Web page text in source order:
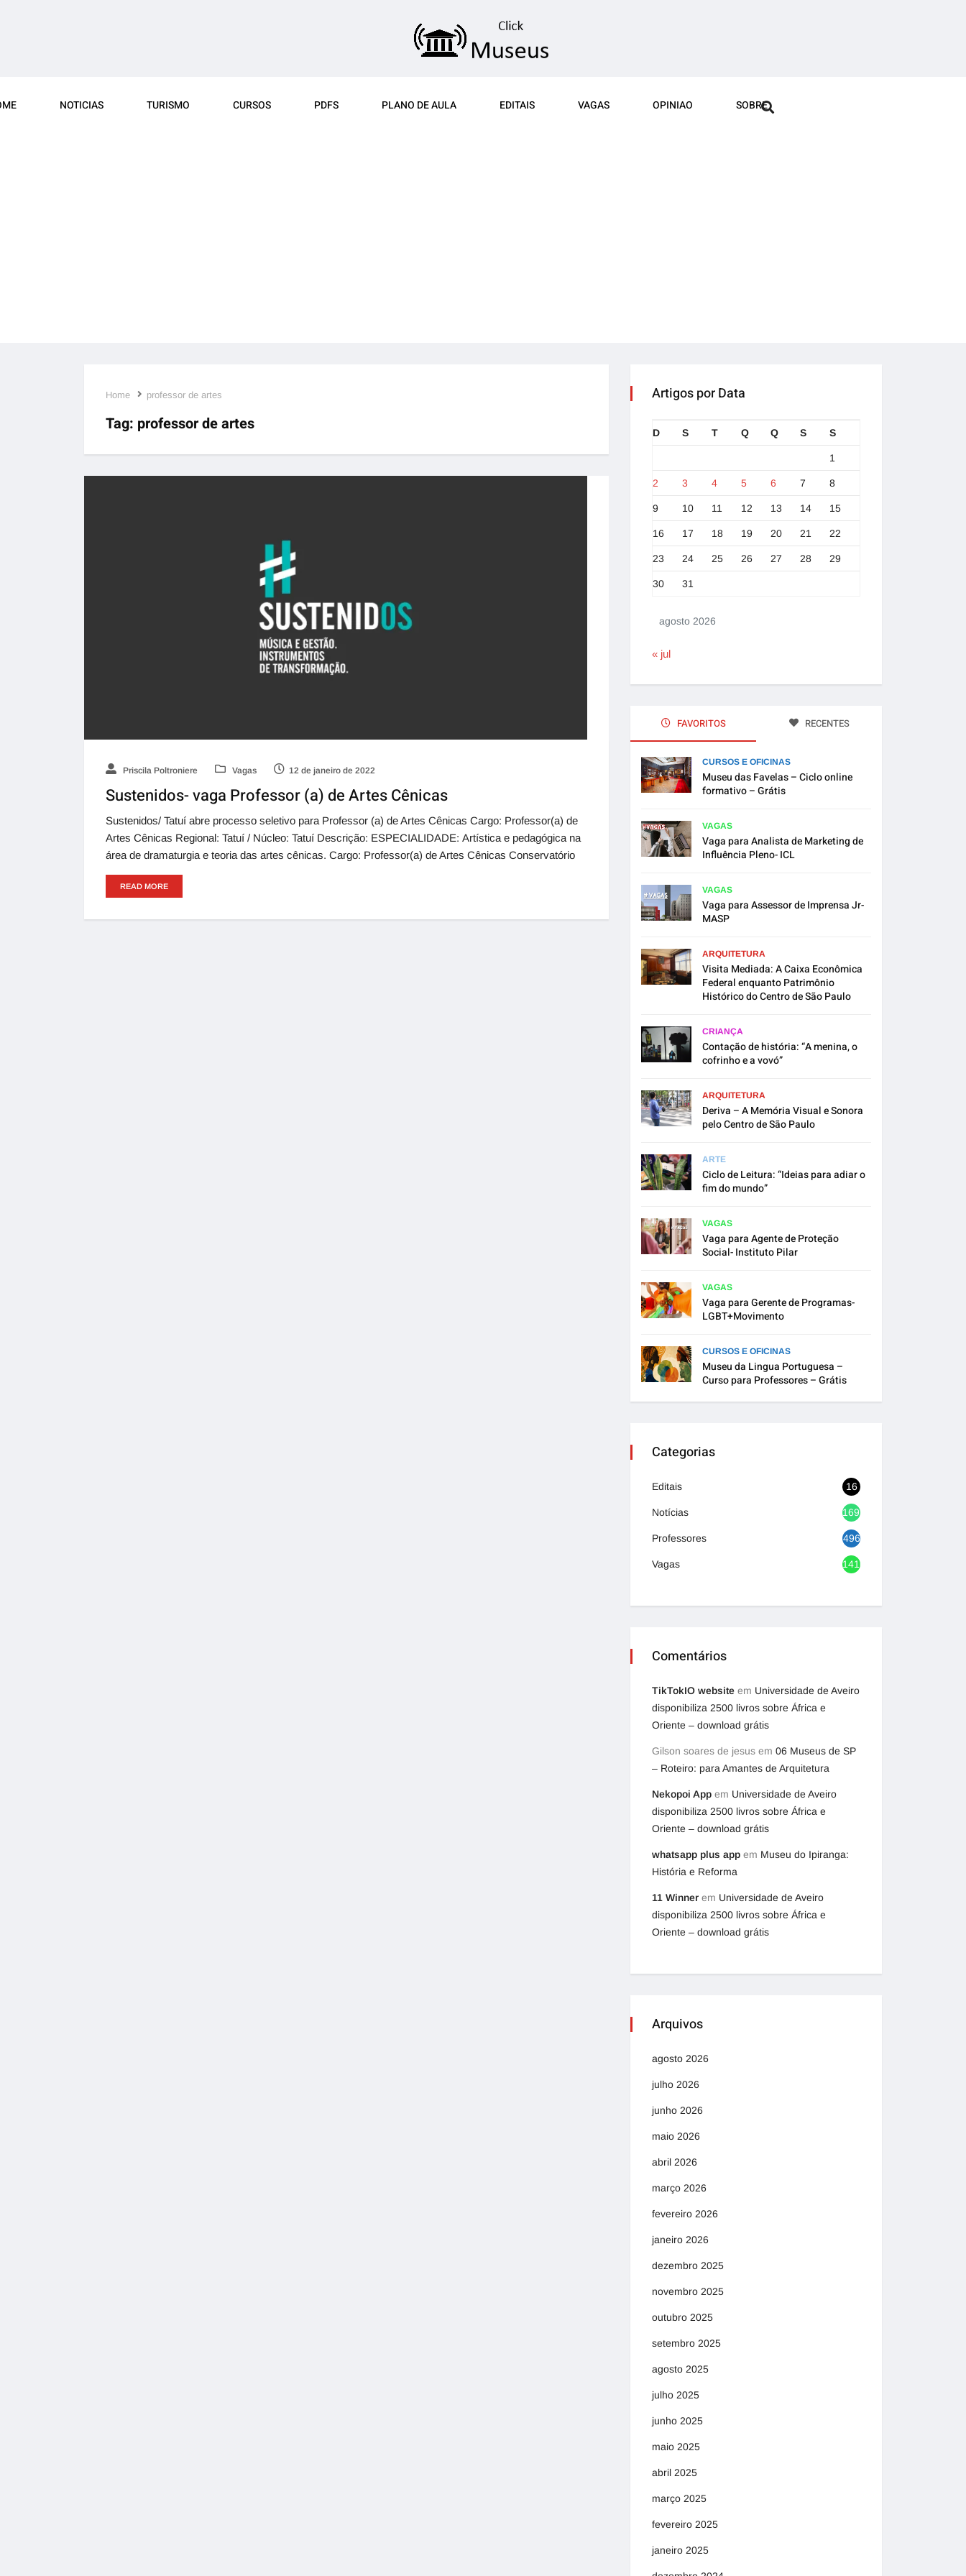
NOTICIAS TURISMO CURSOS PDFS PLANO DE AULA EDITAIS VAGAS OPINIAO SOBRE
Home professor de artes
Tag: professor de artes
Priscila Poltroniere Vagas 12 de janeiro de 2022
Sustenidos- vaga Professor (a) de Artes Cênicas
Sustenidos/ Tatuí abre processo seletivo para Professor (a) de Artes Cênicas Cargo: Professor(a) de
Artes Cênicas Regional: Tatuí / Núcleo: Tatuí Descrição: ESPECIALIDADE: Artística e pedagógica na
área de dramaturgia e teoria das artes cênicas. Cargo: Professor(a) de Artes Cênicas Conservatório
READ MORE
Artigos por Data
agosto 2026
D S T Q Q S S
1
2 3 4 5 6 7 8
9 10 11 12 13 14 15
16 17 18 19 20 21 22
23 24 25 26 27 28 29
30 31
« jul
FAVORITOS RECENTES
CURSOS E OFICINAS
Museu das Favelas – Ciclo online
formativo – Grátis
VAGAS
Vaga para Analista de Marketing de
Influência Pleno- ICL
VAGAS
Vaga para Assessor de Imprensa Jr-
MASP
ARQUITETURA
Visita Mediada: A Caixa Econômica
Federal enquanto Patrimônio
Histórico do Centro de São Paulo
CRIANÇA
Contação de história: “A menina, o
cofrinho e a vovó”
ARQUITETURA
Deriva – A Memória Visual e Sonora
pelo Centro de São Paulo
ARTE
Ciclo de Leitura: “Ideias para adiar o
fim do mundo”
VAGAS
Vaga para Agente de Proteção
Social- Instituto Pilar
VAGAS
Vaga para Gerente de Programas-
LGBT+Movimento
CURSOS E OFICINAS
Museu da Lingua Portuguesa –
Curso para Professores – Grátis
Categorias
Editais 16
Notícias 1692
Professores 496
Vagas 1416
Comentários
TikTokIO website em Universidade de Aveiro
disponibiliza 2500 livros sobre África e
Oriente – download grátis
Gilson soares de jesus em 06 Museus de SP
– Roteiro: para Amantes de Arquitetura
Nekopoi App em Universidade de Aveiro
disponibiliza 2500 livros sobre África e
Oriente – download grátis
whatsapp plus app em Museu do Ipiranga:
História e Reforma
11 Winner em Universidade de Aveiro
disponibiliza 2500 livros sobre África e
Oriente – download grátis
Arquivos
agosto 2026
julho 2026
junho 2026
maio 2026
abril 2026
março 2026
fevereiro 2026
janeiro 2026
dezembro 2025
novembro 2025
outubro 2025
setembro 2025
agosto 2025
julho 2025
junho 2025
maio 2025
abril 2025
março 2025
fevereiro 2025
janeiro 2025